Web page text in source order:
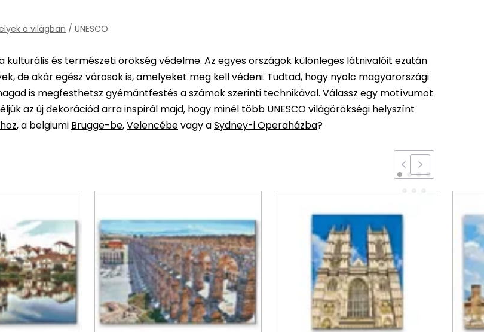
a világban / UNESCO
kulturális és természeti örökség védelme. Az egyes országok különleges látnivalóit ezután
de akár egész városok is, amelyeket meg kell védeni. Tudtad, hogy nyolc magyarországi
is megfesthetsz gyémántfestés a számok szerinti technikával. Válassz egy motívumot
az új dekorációd arra inspirál majd, hogy minél több UNESCO világörökségi helyszínt
, a belgiumi Brugge-be,Velencébevagy aSydney-i Operaházba?